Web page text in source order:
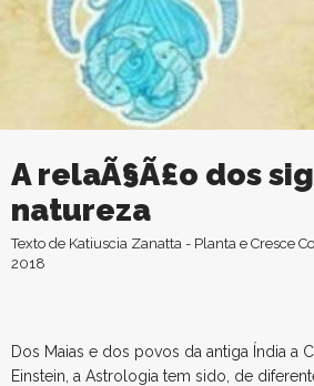
A relaÃ§Ã£o dos
natureza
Texto de Katiuscia Zanatta - Planta e Cresce
2018
Dos Maias e dos povos da antiga Índia a
Einstein, a Astrologia tem sido, de